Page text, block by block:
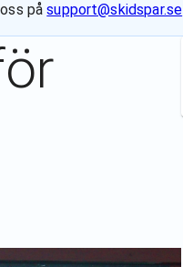
på support@skidspar.se